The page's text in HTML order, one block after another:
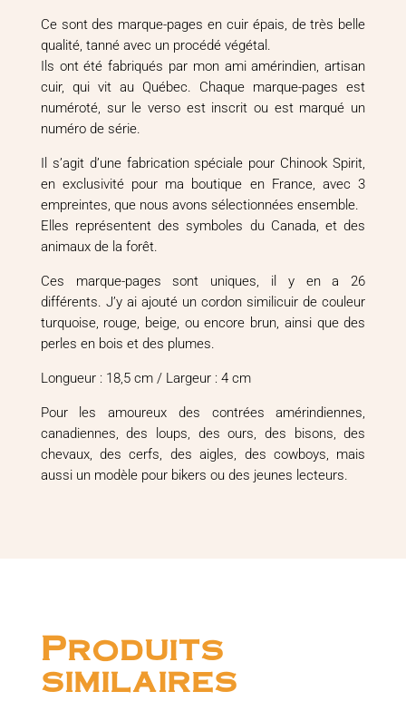
Ce sont des marque-pages en cuir épais, de très belle
qualité, tanné avec un procédé végétal.
Ils ont été fabriqués par mon ami amérindien, artisan
cuir, qui vit au Québec. Chaque marque-pages est
numéroté, sur le verso est inscrit ou est marqué un
numéro de série.
Il s’agit d’une fabrication spéciale pour Chinook Spirit,
en exclusivité pour ma boutique en France, avec 3
empreintes, que nous avons sélectionnées ensemble.
Elles représentent des symboles du Canada, et des
animaux de la forêt.
Ces marque-pages sont uniques, il y en a 26
différents. J’y ai ajouté un cordon similicuir de couleur
turquoise, rouge, beige, ou encore brun, ainsi que des
perles en bois et des plumes.
Longueur : 18,5 cm / Largeur : 4 cm
Pour les amoureux des contrées amérindiennes,
canadiennes, des loups, des ours, des bisons, des
chevaux, des cerfs, des aigles, des cowboys, mais
aussi un modèle pour bikers ou des jeunes lecteurs.
Produits
similaires